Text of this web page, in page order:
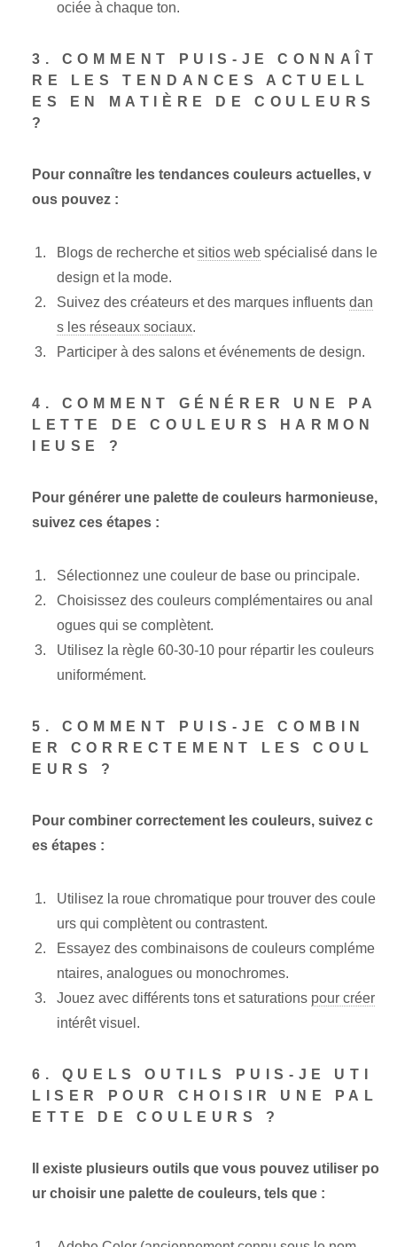
ociée à chaque ton.
3. COMMENT PUIS-JE CONNAÎT
RE LES TENDANCES ACTUELL
ES EN MATIÈRE DE COULEURS
?
Pour connaître les tendances couleurs actuelles, v
ous pouvez :
Blogs de recherche etsitios web spécialisé dans le
design et la mode.
Suivez des créateurs et des marques influents dan
s les réseaux sociaux.
Participer à des salons et événements de design.
4. COMMENT GÉNÉRER UNE PA
LETTE DE COULEURS HARMON
IEUSE ?
Pour générer une palette de couleurs harmonieuse,
suivez ces étapes :
Sélectionnez une couleur de base ou principale.
Choisissez des couleurs complémentaires ou anal
ogues qui se complètent.
Utilisez la règle 60-30-10 pour répartir les couleurs
uniformément.
5. COMMENT PUIS-JE COMBIN
ER CORRECTEMENT LES COUL
EURS ?
Pour combiner correctement les couleurs, suivez c
es étapes :
Utilisez la roue chromatique pour trouver des coule
urs qui complètent ou contrastent.
Essayez des combinaisons de couleurs compléme
ntaires, analogues ou monochromes.
Jouez avec différents tons et saturations pour créer
intérêt visuel.
6. QUELS OUTILS PUIS-JE UTI
LISER POUR CHOISIR UNE PAL
ETTE DE COULEURS ?
Il existe plusieurs outils que vous pouvez utiliser po
ur choisir une palette de couleurs, tels que :